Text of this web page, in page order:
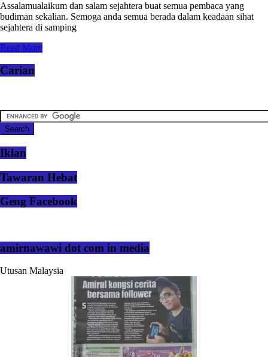
Assalamualaikum dan salam sejahtera buat semua pembaca yang
budiman sekalian. Semoga anda semua berada dalam keadaan sihat
sejahtera di samping
Read More
Carian
Iklan
Tawaran Hebat
Geng Facebook
amirnawawi dot com in media
Utusan Malaysia